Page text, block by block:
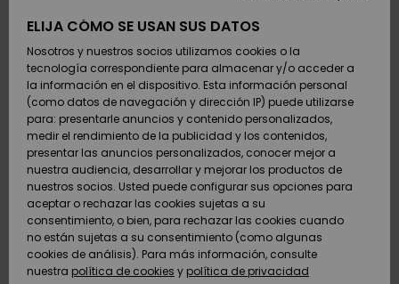
Zapatos y
chanclas
Surf
Snow
Novedades
Zapatos y
chanclas
Surf
Snow
Novedades
Destacados
Snow
SURF
Highlights
Comunidad
SNOW
Snow Niños
Tienda
Snow Mujer
Destacados
Comunidad
DOBLE
PROMO
Outlet
Mujer
AYUDA &
CONTACTO
Devoluciones
Pago
Tarjeta de
regalo
Quiksilver
Freedom
Protección de
datos
personales
ELIJA CÓMO SE USAN SUS DATOS
Nosotros y nuestros socios utilizamos cookies o la
tecnología correspondiente para almacenar y/o acceder a
la información en el dispositivo. Esta información personal
(como datos de navegación y dirección IP) puede utilizarse
para: presentarle anuncios y contenido personalizados,
medir el rendimiento de la publicidad y los contenidos,
presentar las anuncios personalizados, conocer mejor a
nuestra audiencia, desarrollar y mejorar los productos de
nuestros socios. Usted puede configurar sus opciones para
aceptar o rechazar las cookies sujetas a su
consentimiento, o bien, para rechazar las cookies cuando
no están sujetas a su consentimiento (como algunas
cookies de análisis). Para más información, consulte
nuestra política de cookies y política de privacidad